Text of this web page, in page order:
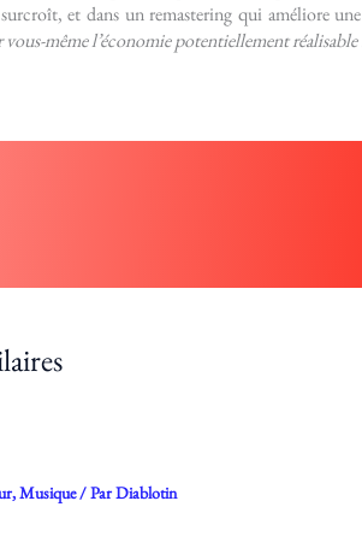
et dans un remastering qui améliore
même l’économie potentiellement réalisable
,Musique/ ParDiablotin